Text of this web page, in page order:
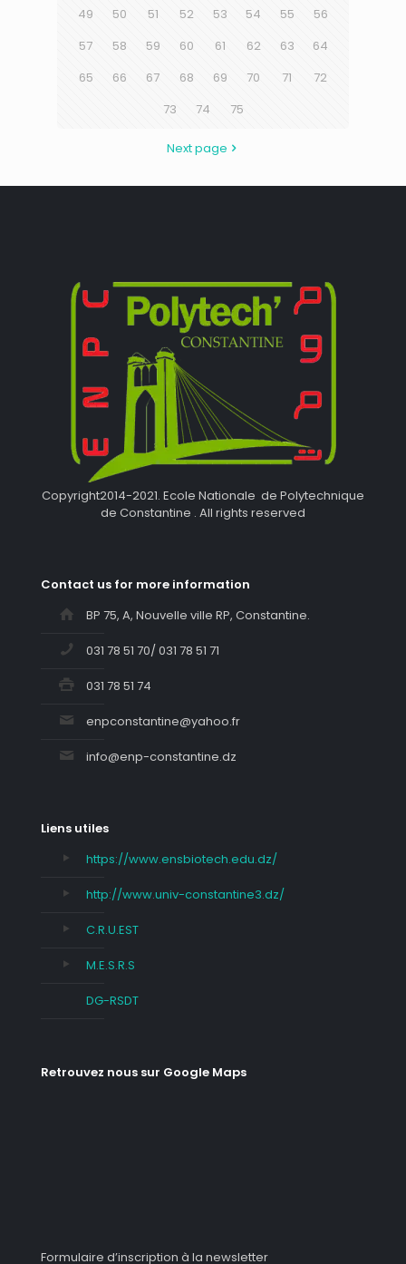
49
50 51 52 53 54 55
56
57
58 59 60 61 62 63
64
65
66 67 68 69 70 71
72
73
74 75
Next page
Copyright2014-2021. Ecole Nationale de Polytechnique
de Constantine . All rights reserved
Contact us for more information
BP 75, A, Nouvelle ville RP, Constantine.
031 78 51 70/ 031 78 51 71
031 78 51 74
enpconstantine@yahoo.fr
info@enp-constantine.dz
Liens utiles
https://www.ensbiotech.edu.dz/
http://www.univ-constantine3.dz/
C.R.U.EST
M.E.S.R.S
DG-RSDT
Retrouvez nous sur Google Maps
Formulaire d’inscription à la newsletter